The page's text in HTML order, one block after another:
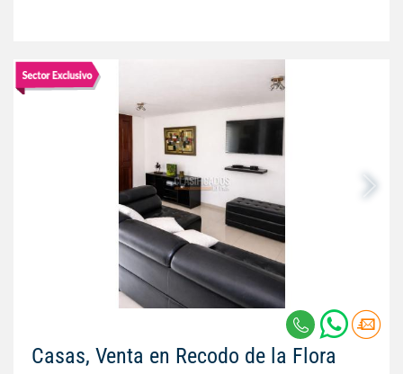
Casas, Venta en Recodo de la Flora